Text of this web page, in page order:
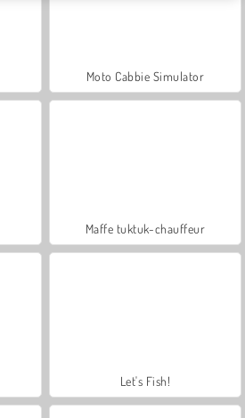
Moto Cabbie Simulator
Maffe tuktuk-chauffeur
Let's Fish!